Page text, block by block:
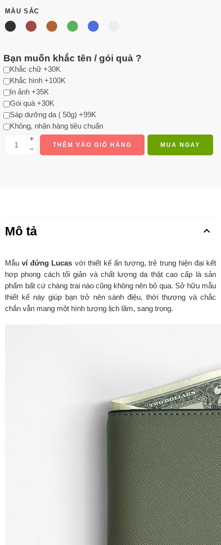
MÀU SẮC
Bạn muốn khắc tên / gói quà ?
Khắc chữ +30K
Khắc hình +100K
In ảnh +35K
Gói quà +30K
Sáp dưỡng da ( 50g) +99K
Không, nhận hàng tiêu chuẩn
+
−
THÊM VÀO GIỎ HÀNG MUA NGAY
Mô tả
Mẫuví đứng Lucas với thiết kế ấn tượng, trẻ trung hiện đại kết
hợp phong cách tối giản và chất lượng da thật cao cấp là sản
phẩm bất cứ chàng trai nào cũng không nên bỏ qua. Sở hữu mẫu
thiết kế này giúp bạn trở nên sành điệu, thời thượng và chắc
chắn vẫn mang một hình tượng lịch lãm, sang trọng.